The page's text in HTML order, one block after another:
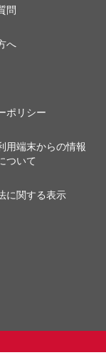
問
へ
ポリシー
用端末からの情報
ついて
に関する表示